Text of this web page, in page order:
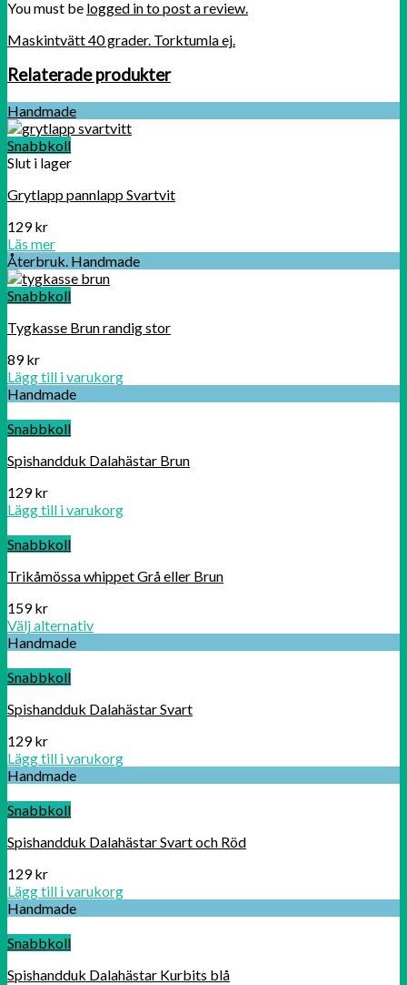
You must be logged in to post a review.
Maskintvätt 40 grader. Torktumla ej.
Relaterade produkter
Handmade
Snabbkoll
Slut i lager
Grytlapp pannlapp Svartvit
129kr
Läs mer
Återbruk. Handmade
Snabbkoll
Tygkasse Brun randig stor
89kr
Lägg till i varukorg
Handmade
Snabbkoll
Spishandduk Dalahästar Brun
129kr
Lägg till i varukorg
Snabbkoll
Trikåmössa whippet Grå eller Brun
159kr
Välj alternativ
Handmade
Snabbkoll
Spishandduk Dalahästar Svart
129kr
Lägg till i varukorg
Handmade
Snabbkoll
Spishandduk Dalahästar Svart och Röd
129kr
Lägg till i varukorg
Handmade
Snabbkoll
Spishandduk Dalahästar Kurbits blå